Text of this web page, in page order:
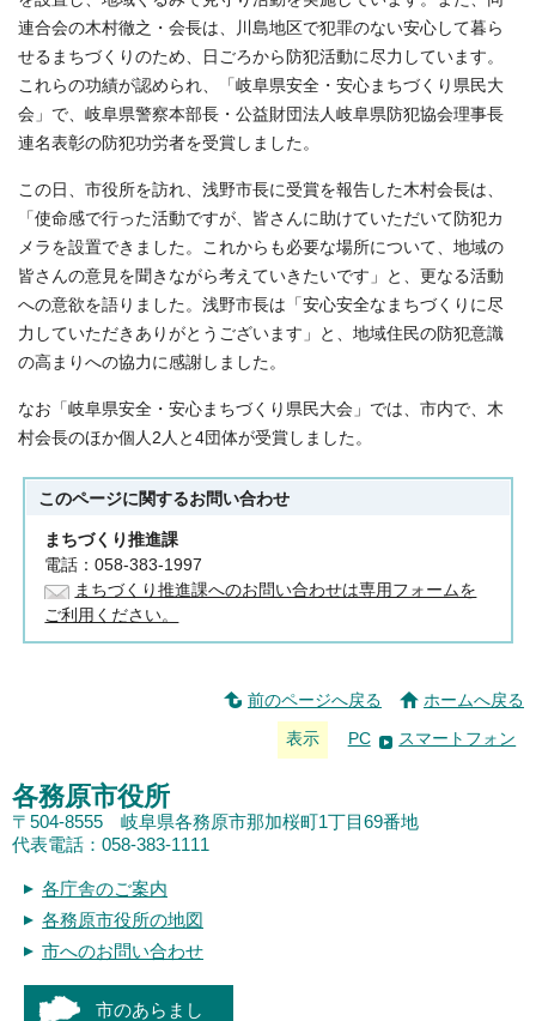
連合会の木村徹之・会長は、川島地区で犯罪のない安心して暮ら
せるまちづくりのため、日ごろから防犯活動に尽力しています。
これらの功績が認められ、「岐阜県安全・安心まちづくり県民大
会」で、岐阜県警察本部長・公益財団法人岐阜県防犯協会理事長
連名表彰の防犯功労者を受賞しました。
この日、市役所を訪れ、浅野市長に受賞を報告した木村会長は、
「使命感で行った活動ですが、皆さんに助けていただいて防犯カ
メラを設置できました。これからも必要な場所について、地域の
皆さんの意見を聞きながら考えていきたいです」と、更なる活動
への意欲を語りました。浅野市長は「安心安全なまちづくりに尽
力していただきありがとうございます」と、地域住民の防犯意識
の高まりへの協力に感謝しました。
なお「岐阜県安全・安心まちづくり県民大会」では、市内で、木
村会長のほか個人2人と4団体が受賞しました。
このページに関するお問い合わせ
まちづくり推進課
電話：058-383-1997
まちづくり推進課へのお問い合わせは専用フォームを
ご利用ください。
前のページへ戻る ホームへ戻る
表示 PC スマートフォン
各務原市役所
〒504-8555 岐阜県各務原市那加桜町1丁目69番地
代表電話：058-383-1111
各庁舎のご案内
各務原市役所の地図
市へのお問い合わせ
市のあらまし